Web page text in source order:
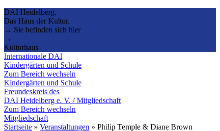
DAI Heidelberg.
Das Haus der Kultur.
→ Sie befinden sich hier
→
Kulturhaus
Internationale DAI
Kindergärten und Schule
Zum Bereich wechseln
Kindergärten und Schule
Freundeskreis des
DAI Heidelberg e. V. / Mitgliedschaft
Zum Bereich wechseln
Mitgliedschaft
Startseite » Veranstaltungen » Philip Temple & Diane Brown